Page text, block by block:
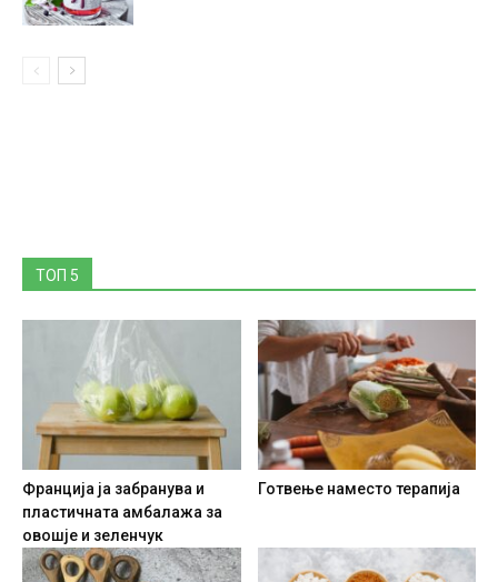
ТОП 5
Франција ја забранува и
пластичната амбалажа за
овошје и зеленчук
Готвење наместо терапија